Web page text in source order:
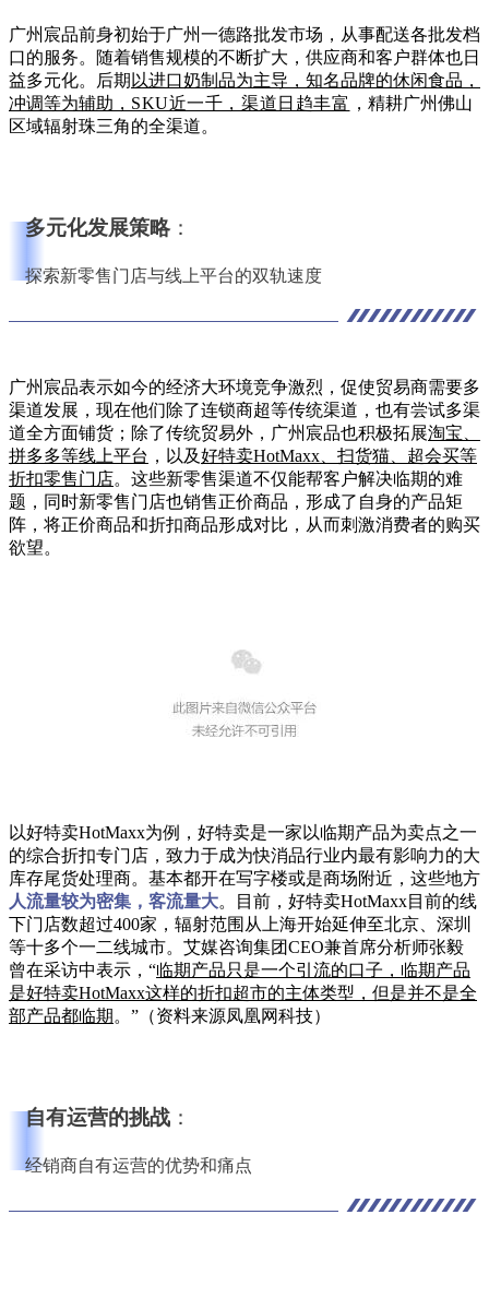
广州宸品前身初始于广州一德路批发市场，从事配送各批发档
口的服务。随着销售规模的不断扩大，供应商和客户群体也日
益多元化。后期 以进口奶制品为主导，知名品牌的休闲食品，
冲调等为辅助， SKU近一千，渠道日趋丰富 ，精耕广州佛山
区域辐射珠三角的全渠道。
多元化发展策略：
探索新零售门店与线上平台的双轨速度
广州宸品表示如今的经济大环境竞争激烈，促使贸易商需要多
渠道发展，现在他们除了连锁商超等传统渠道，也有尝试多渠
道全方面铺货；除了传统贸易外，广州宸品也积极拓展淘宝、
拼多多等线上平台 ，以及好特卖HotMaxx、扫货猫、超会买等
折扣零售门店。这些新零售渠道不仅能帮客户解决临期的难
题，同时新零售门店也销售正价商品，形成了自身的产品矩
阵，将正价商品和折扣商品形成对比，从而刺激消费者的购买
欲望。
以好特卖HotMaxx为例，好特卖是一家以临期产品为卖点之一
的综合折扣专门店，致力于成为快消品行业内最有影响力的大
库存尾货处理商。基本都开在写字楼或是商场附近，这些地方
人流量较为密集，客流量大。目前，好特卖HotMaxx目前的线
下门店数超过400家，辐射范围从上海开始延伸至北京、深圳
等十多个一二线城市。艾媒咨询集团CEO兼首席分析师张毅
曾在采访中表示，“临期产品只是一个引流的口子，临期产品
是好特卖HotMaxx这样的折扣超市的主体类型，但是并不是全
部产品都临期 。”（资料来源凤凰网科技）
自有运营的挑战 ：
经销商自有运营的优势和痛点